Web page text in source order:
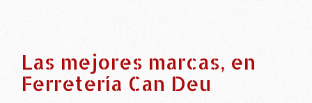
Las mejores marcas, en
Ferretería Can Deu